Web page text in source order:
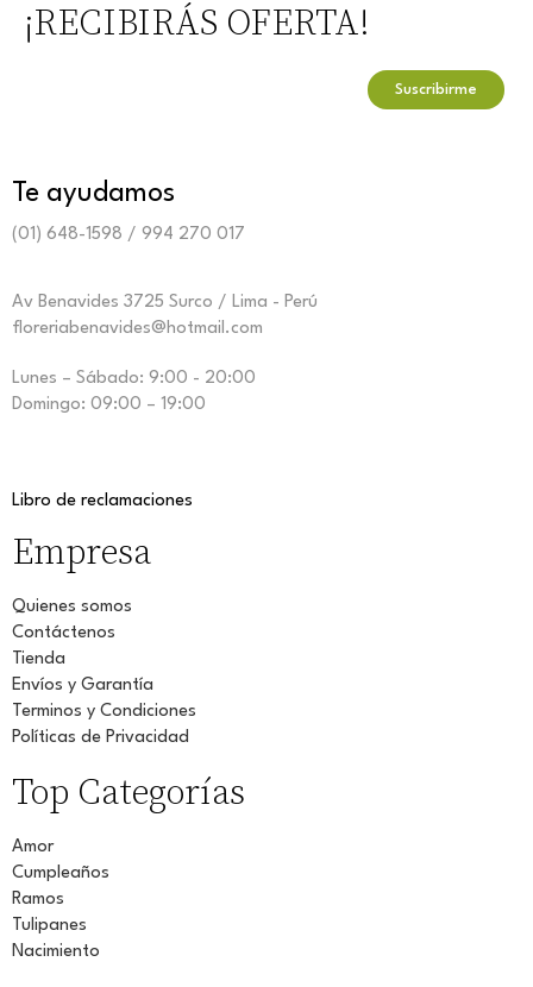
¡RECIBIRÁS OFERTA!
Te ayudamos
(01) 648-1598 / 994 270 017
Av Benavides 3725 Surco / Lima - Perú
floreriabenavides@hotmail.com
Lunes – Sábado: 9:00 - 20:00
Domingo: 09:00 – 19:00
Libro de reclamaciones
Empresa
Quienes somos
Contáctenos
Tienda
Envíos y Garantía
Terminos y Condiciones
Políticas de Privacidad
Top Categorías
Amor
Cumpleaños
Ramos
Tulipanes
Nacimiento